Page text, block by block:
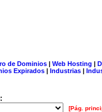
de Dominios| Web Hosting |
Expirados | Industrias |
[Pág.